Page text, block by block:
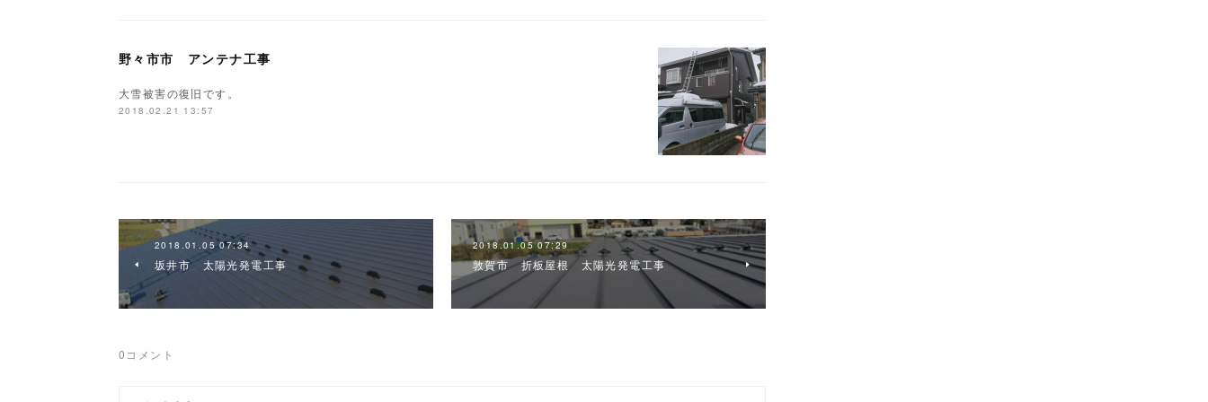
野々市市 アンテナ工事
大雪被害の復旧です。
2018.02.21 13:57
2018.01.05 07:34
坂井市 太陽光発電工事
2018.01.05 07:29
敦賀市 折板屋根 太陽光発電工事
0 コメント